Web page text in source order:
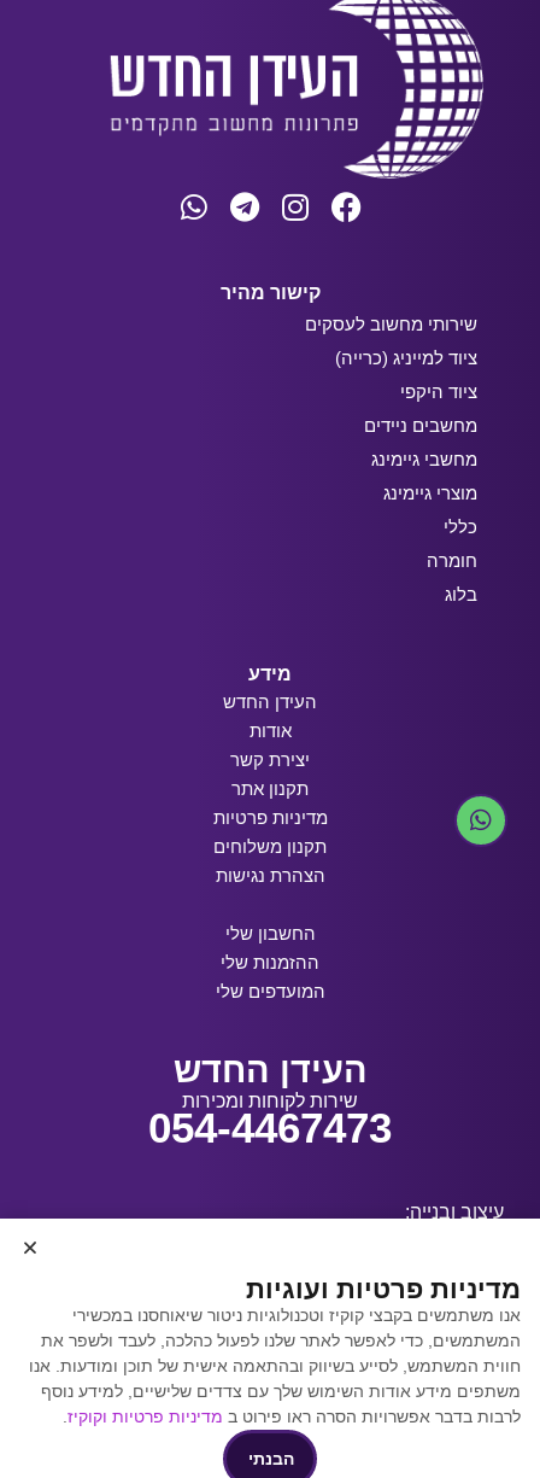
קישור מהיר
שירותי מחשוב לעסקים
ציוד למייניג (כרייה)
ציוד היקפי
מחשבים ניידים
מחשבי גיימינג
מוצרי גיימינג
כללי
חומרה
בלוג
מידע
העידן החדש
אודות
יצירת קשר
תקנון אתר
מדיניות פרטיות
תקנון משלוחים
הצהרת נגישות
החשבון שלי
ההזמנות שלי
המועדפים שלי
העידן החדש
שירות לקוחות ומכירות
054-4467473
עיצוב ובנייה:
קידום אתרים באמצעות
מדיניות פרטיות ועוגיות
אנו משתמשים בקבצי קוקיז וטכנולוגיות ניטור שיאוחסנו במכשירי
המשתמשים, כדי לאפשר לאתר שלנו לפעול כהלכה, לעבד ולשפר את
חווית המשתמש, לסייע בשיווק ובהתאמה אישית של תוכן ומודעות. אנו
משתפים מידע אודות השימוש שלך עם צדדים שלישיים, למידע נוסף
לרבות בדבר אפשרויות הסרה ראו פירוט ב מדיניות פרטיות וקוקיז
הבנתי